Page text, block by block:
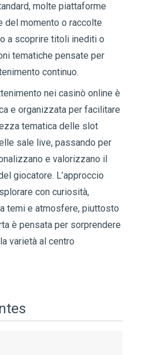
molte piattaforme
del momento o raccolte
a scoprire titoli inediti o
tematiche pensate per
continuo.
nei casinò online è
e organizzata per facilitare
tematica delle slot
sale live, passando per
e valorizzano il
giocatore. L’approccio
con curiosità,
temi e atmosfere, piuttosto
è pensata per sorprendere
varietà al centro